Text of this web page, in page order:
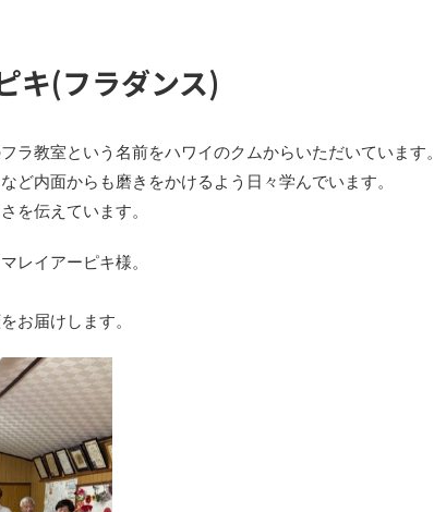
キ(フラダンス)
ラ教室という名前をハワイのクムからいただいています。
ど内面からも磨きをかけるよう日々学んでいます。
を伝えています。
レイアーピキ様。
お届けします。